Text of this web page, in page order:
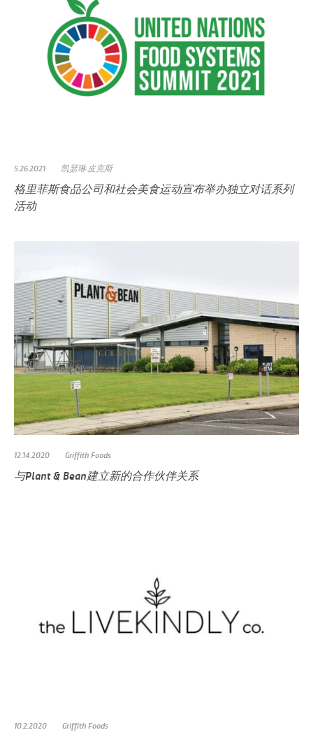
5.26.2021 凯瑟琳·皮克斯
格里菲斯食品公司和社会美食运动宣布举办独立对话系列
活动
12.14.2020 Griffith Foods
与Plant & Bean建立新的合作伙伴关系
10.2.2020 Griffith Foods